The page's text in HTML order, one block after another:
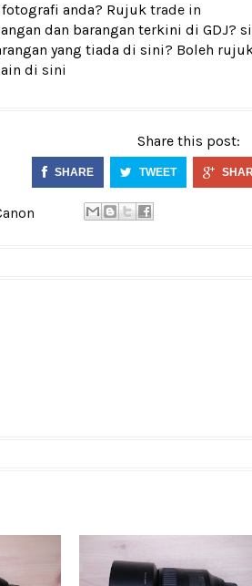
anda? Rujuk trade in
dan barangan terkini di GDJ?
yang tiada di sini? Boleh
di sini
Share this post:
SHARE TWEET